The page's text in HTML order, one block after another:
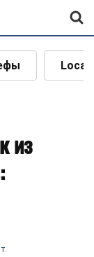
Local
из